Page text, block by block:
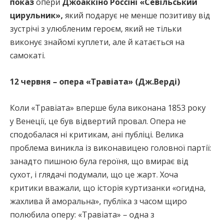
цирульник», який подарує не менше позитиву від
зустрічі з улюбленим героєм, який не тільки
виконує знайомі куплети, але й катається на
самокаті.
12 червня – опера «Травіата» (Дж.Верді)
Коли «Травіата» вперше була виконана 1853 року
у Венеції, це був відвертий провал. Опера не
сподобалася ні критикам, ані публіці. Велика
проблема виникла із виконавицею головної партії:
занадто пишною була героїня, що вмирає від
сухот, і глядачі подумали, що це жарт. Хоча
критики вважали, що історія куртизанки «огидна,
жахлива й аморальна», публіка з часом щиро
полюбила оперу: «Травіата» – одна з